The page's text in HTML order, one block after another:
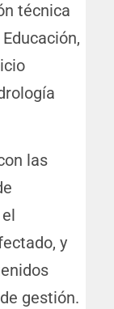
técnica
las
y
gestión.